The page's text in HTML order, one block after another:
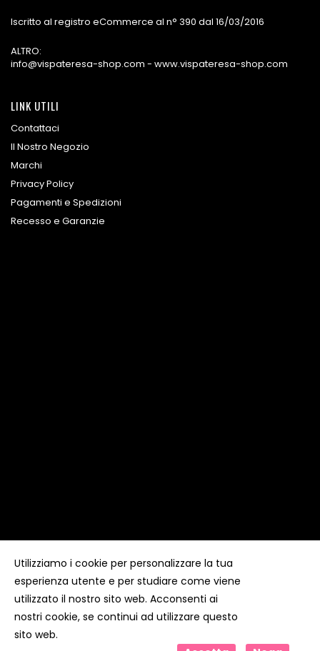
Iscritto al registro eCommerce al n° 390 dal 16/03/2016
ALTRO:
info@vispateresa-shop.com - www.vispateresa-shop.com
LINK UTILI
Contattaci
Il Nostro Negozio
Marchi
Privacy Policy
Pagamenti e Spedizioni
Recesso e Garanzie
Copyright ©Kyuubi Cloud SolutionbySTUDIO
diritti riservati
Utilizziamo i cookie per personalizzare la tua
esperienza utente e per studiare come viene
utilizzato il nostro sito web. Acconsenti ai
nostri cookie, se continui ad utilizzare questo
sito web.